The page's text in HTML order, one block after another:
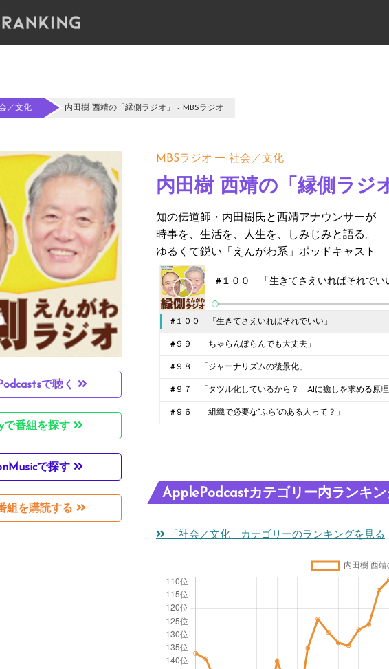
／文化 内田樹 西靖の「縁側ラジオ」 - MBSラジオ
で聴く
番組を探す
で探す
組を購読する
MBSラジオ 社会／文化
内田樹 西靖の「縁側ラジ
知の伝道師・内田樹氏と西靖アナウンサーが
時事を、生活を、人生を、しみじみと語る。
ゆるくて鋭い「えんがわ系」ポッドキャスト
#１００ 「生きてさえいればそれでい
#１００ 「生きてさえいればそれでいい」
#９９ 「ちゃらんぽらんでも大丈夫」
#９８ 「ジャーナリズムの後景化」
#９７ 「タツル化しているから？ AIに癒しを求める原理
#９６ 「組織で必要な”ふら”のある人って？」
ApplePodcastカテゴリー内ランキ
「社会／文化」カテゴリーのランキングを見る